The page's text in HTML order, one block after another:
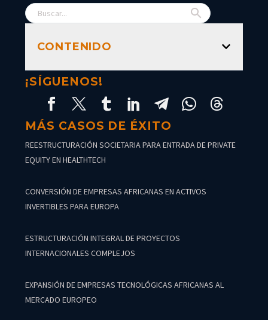
CONTENIDO
¡SÍGUENOS!
MÁS CASOS DE ÉXITO
REESTRUCTURACIÓN SOCIETARIA PARA ENTRADA DE PRIVATE
EQUITY EN HEALTHTECH
CONVERSIÓN DE EMPRESAS AFRICANAS EN ACTIVOS
INVERTIBLES PARA EUROPA
ESTRUCTURACIÓN INTEGRAL DE PROYECTOS
INTERNACIONALES COMPLEJOS
EXPANSIÓN DE EMPRESAS TECNOLÓGICAS AFRICANAS AL
MERCADO EUROPEO